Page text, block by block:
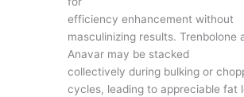
efficiency enhancement without
masculinizing results. Trenbolone
Anavar may be stacked
collectively during bulking or
cycles, leading to appreciable fat